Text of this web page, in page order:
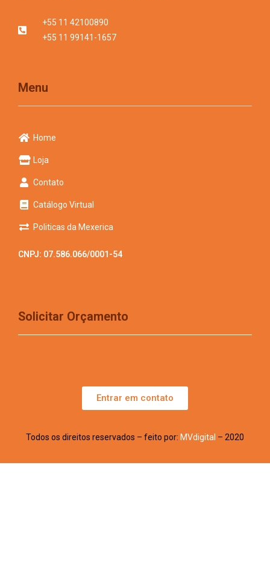
+55 11 42100890
+55 11 99141-1657
Menu
Home
Loja
Contato
Catálogo Virtual
Politicas da Mexerica
CNPJ: 07.586.066/0001-54
Solicitar Orçamento
Entrar em contato
Todos os direitos reservados – feito por: MVdigital – 2020